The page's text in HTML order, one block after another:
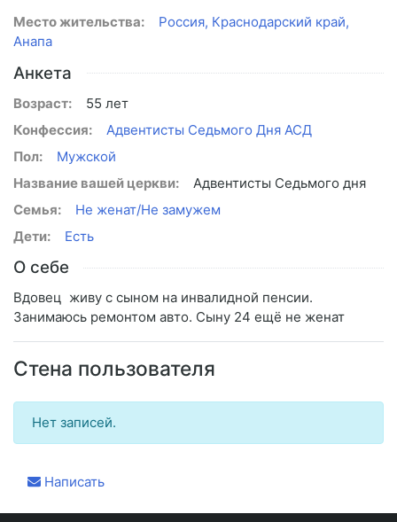
Место жительства:
Россия, Краснодарский край,
Анапа
Анкета
Возраст:
55 лет
Конфессия:
Адвентисты Седьмого Дня АСД
Пол:
Мужской
Название вашей церкви:
Адвентисты Седьмого дня
Семья:
Не женат/Не замужем
Дети:
Есть
О себе
Вдовец живу с сыном на инвалидной пенсии.
Занимаюсь ремонтом авто. Сыну 24 ещё не женат
Стена пользователя
Нет записей.
Написать